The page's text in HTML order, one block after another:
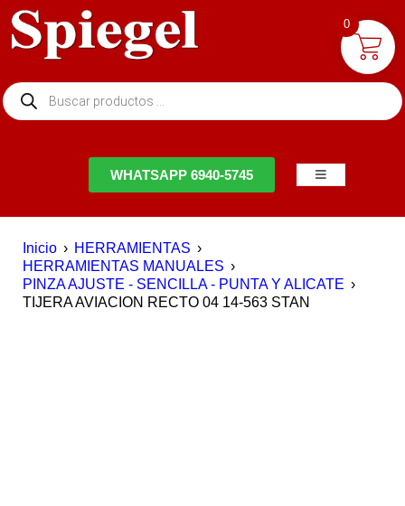
WHATSAPP 6940-5745
Inicio › HERRAMIENTAS ›
HERRAMIENTAS MANUALES ›
PINZA AJUSTE - SENCILLA - PUNTA Y ALICATE ›
TIJERA AVIACION RECTO 04 14-563 STAN
0